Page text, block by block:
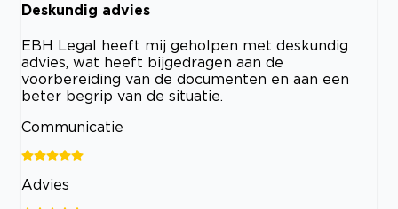
Deskundig advies
EBH Legal heeft mij geholpen met deskundig
advies, wat heeft bijgedragen aan de
voorbereiding van de documenten en aan een
beter begrip van de situatie.
Communicatie
Advies